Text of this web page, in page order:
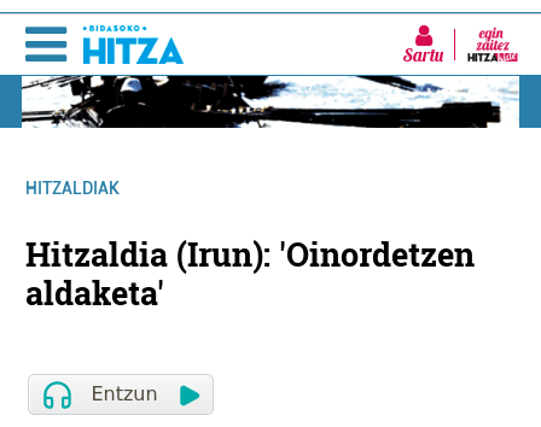
Sartu
HITZALDIAK
Hitzaldia (Irun): 'Oinordetzen
aldaketa'